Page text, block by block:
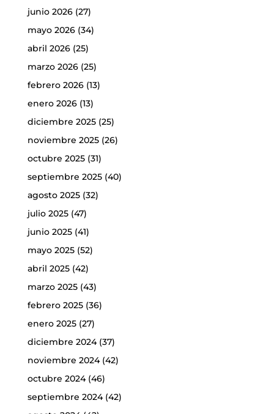
junio 2026(27)
mayo 2026(34)
abril 2026(25)
marzo 2026(25)
febrero 2026(13)
enero 2026(13)
diciembre 2025(25)
noviembre 2025(26)
octubre 2025(31)
septiembre 2025(40)
agosto 2025(32)
julio 2025(47)
junio 2025(41)
mayo 2025(52)
abril 2025(42)
marzo 2025(43)
febrero 2025(36)
enero 2025(27)
diciembre 2024(37)
noviembre 2024(42)
octubre 2024(46)
septiembre 2024(42)